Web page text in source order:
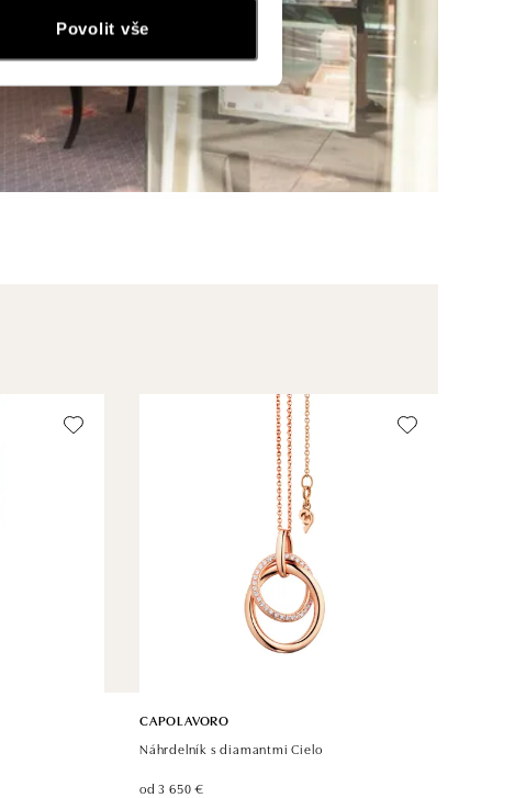
Povolit vše
CAPOLAVORO
Náhrdelník s diamantmi Cielo
od 3 650 €